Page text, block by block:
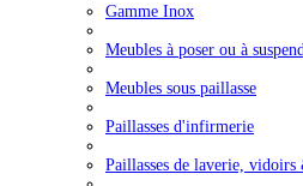
Gamme Inox
Meubles à poser ou à
Meubles sous paillasse
Paillasses d'infirmerie
Paillasses de laverie, vidoirs